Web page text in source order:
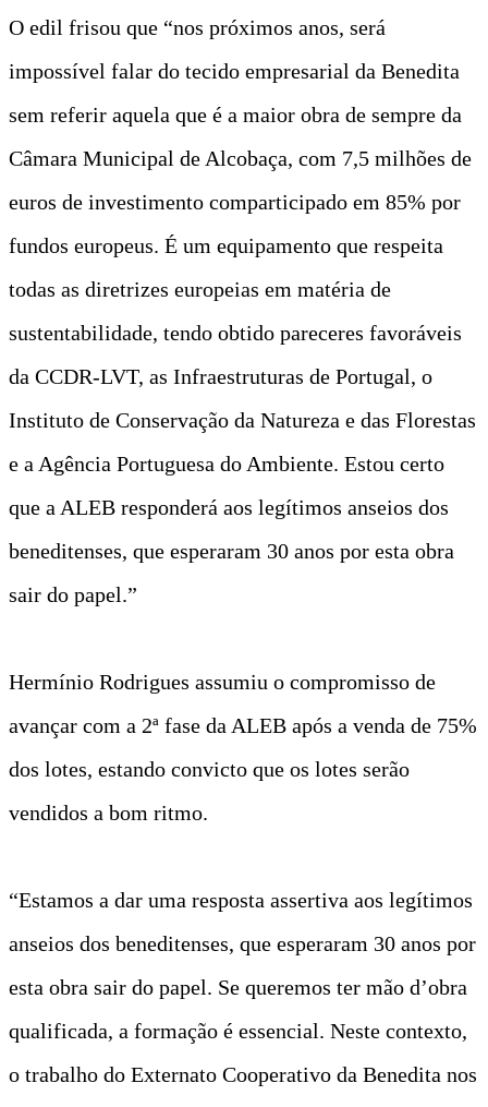
O edil frisou que “nos próximos anos, será
impossível falar do tecido empresarial da Benedita
sem referir aquela que é a maior obra de sempre da
Câmara Municipal de Alcobaça, com 7,5 milhões de
euros de investimento comparticipado em 85% por
fundos europeus. É um equipamento que respeita
todas as diretrizes europeias em matéria de
sustentabilidade, tendo obtido pareceres favoráveis
da CCDR-LVT, as Infraestruturas de Portugal, o
Instituto de Conservação da Natureza e das Florestas
e a Agência Portuguesa do Ambiente. Estou certo
que a ALEB responderá aos legítimos anseios dos
beneditenses, que esperaram 30 anos por esta obra
sair do papel.”
Hermínio Rodrigues assumiu o compromisso de
avançar com a 2ª fase da ALEB após a venda de 75%
dos lotes, estando convicto que os lotes serão
vendidos a bom ritmo.
“Estamos a dar uma resposta assertiva aos legítimos
anseios dos beneditenses, que esperaram 30 anos por
esta obra sair do papel. Se queremos ter mão d’obra
qualificada, a formação é essencial. Neste contexto,
o trabalho do Externato Cooperativo da Benedita nos